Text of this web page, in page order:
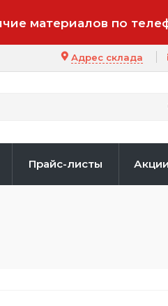
материалов по
Адрес склада
Прайс-листы Акции